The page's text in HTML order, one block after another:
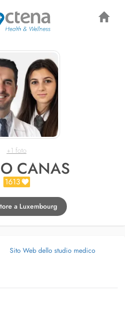
+1 foto
CANAS
1613
a Luxembourg
Sito Web dello studio medico